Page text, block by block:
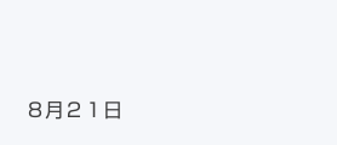
８月２１日